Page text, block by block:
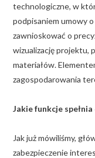
technologiczne, w
podpisaniem umowy
zawnioskować o
wizualizację projektu,
materiałów.
zagospodarowania
Jakie funkcje
Jak już mówiliśmy,
zabezpieczenie